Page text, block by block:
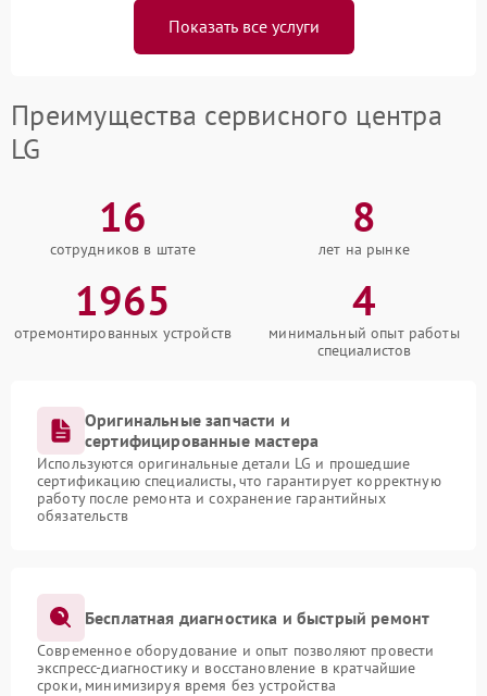
Показать все услуги
Преимущества сервисного центра
LG
16
сотрудников в штате
8
лет на рынке
1965
отремонтированных устройств
4
минимальный опыт работы
специалистов
Оригинальные запчасти и
сертифицированные мастера
Используются оригинальные детали LG и прошедшие
сертификацию специалисты, что гарантирует корректную
работу после ремонта и сохранение гарантийных
обязательств
Бесплатная диагностика и быстрый ремонт
Современное оборудование и опыт позволяют провести
экспресс-диагностику и восстановление в кратчайшие
сроки, минимизируя время без устройства